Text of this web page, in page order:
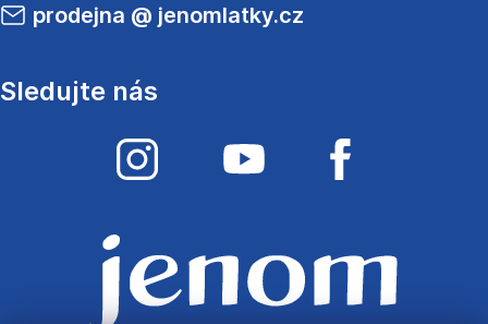
prodejna @ jenomlatky.cz
Sledujte nás